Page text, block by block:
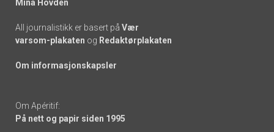
Mina Hovden
All journalistikk er basert på Vær
varsom-plakaten og Redaktørplakaten
Om informasjonskapsler
Om Apéritif:
På nett og papir siden 1995